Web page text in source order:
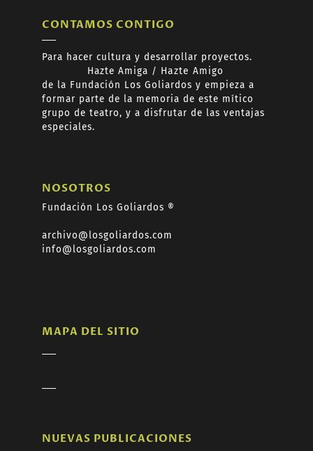
CONTAMOS CONTIGO
Para hacer cultura y desarrollar proyectos.
Hazte Amiga / Hazte Amigo
de la Fundación Los Goliardos y empieza a
formar parte de la memoria de este mítico
grupo de teatro, y a disfrutar de las ventajas
especiales.
NOSOTROS
Fundación Los Goliardos ®
archivo@losgoliardos.com
info@losgoliardos.com
MAPA DEL SITIO
NUEVAS PUBLICACIONES